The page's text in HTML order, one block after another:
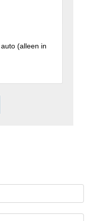
(alleen in